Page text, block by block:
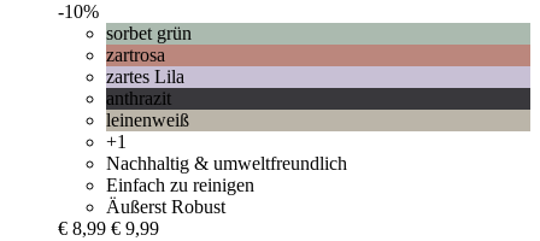
-10%
sorbet grün
zartrosa
zartes Lila
anthrazit
leinenweiß
+1
Nachhaltig & umweltfreundlich
Einfach zu reinigen
Äußerst Robust
€ 8,99 € 9,99